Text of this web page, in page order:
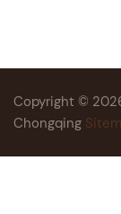
Copyright ©
Chongqing